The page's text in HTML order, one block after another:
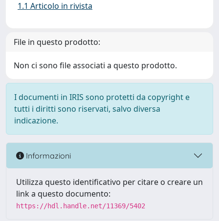
1.1 Articolo in rivista
File in questo prodotto:
Non ci sono file associati a questo prodotto.
I documenti in IRIS sono protetti da copyright e
tutti i diritti sono riservati, salvo diversa
indicazione.
Informazioni
Utilizza questo identificativo per citare o creare un
link a questo documento:
https://hdl.handle.net/11369/5402